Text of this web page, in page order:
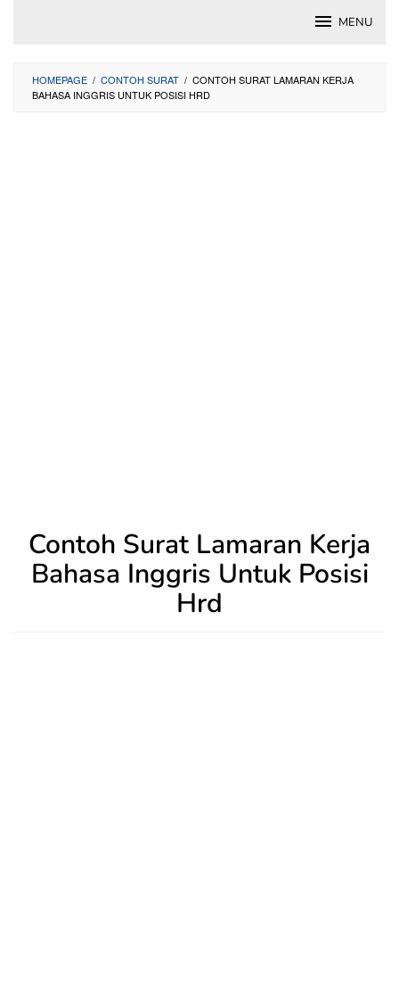
MENU
HOMEPAGE / CONTOH SURAT / CONTOH SURAT LAMARAN KERJA
BAHASA INGGRIS UNTUK POSISI HRD
Contoh Surat Lamaran Kerja
Bahasa Inggris Untuk Posisi
Hrd